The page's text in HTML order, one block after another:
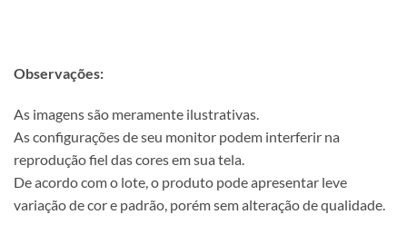
Observações:
As imagens são meramente ilustrativas.
As configurações de seu monitor podem interferir na
reprodução fiel das cores em sua tela.
De acordo com o lote, o produto pode apresentar leve
variação de cor e padrão, porém sem alteração de qualidade.